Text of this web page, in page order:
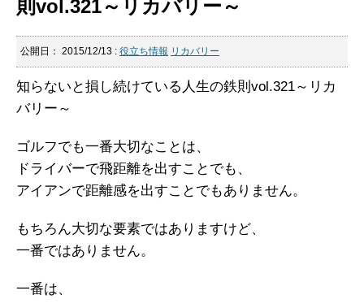
則vol.321～リカバリー～
公開日： 2015/12/13 : 役立ち情報 リカバリー
知らないと損し続けている人生の鉄則vol.321～リカ
バリー～
ゴルフでも一番大切なことは、
ドライバーで飛距離を出すことでも、
アイアンで距離感を出すことでもありません。
もちろん大切な要素ではありますけど、
一番ではありません。
一番は、